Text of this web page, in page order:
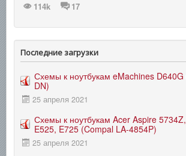
114k 17
Последние загрузки
Схемы к ноутбукам eMachines
DN)
25 апреля 2021
Схемы к ноутбукам Acer Aspire
E525, E725 (Compal LA-4854P)
25 апреля 2021